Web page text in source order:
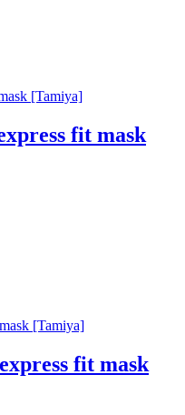
fit mask
fit mask